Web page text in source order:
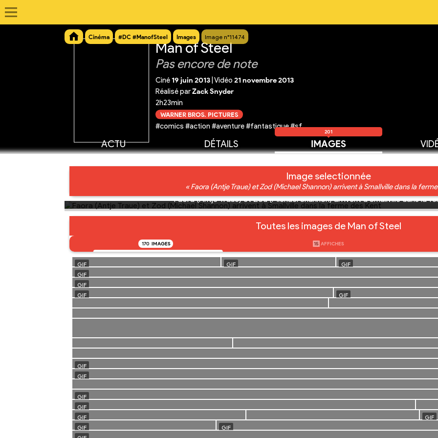
Cinéma #DC #ManofSteel Images Image n°11474
Man of Steel
Pas encore de note
Ciné19 juin 2013 Vidéo 21 novembre 2013
Réalisé parZack Snyder
2h23min
WARNER BROS. PICTURES
#comics #action #aventure #fantastique #sf
ACTU DÉTAILS IMAGES
201
Image selectionnée
« Faora (Antje Traue) et Zod (Michael Shannon) arrivent à Smallville dans la
Faora (Antje Traue) et Zod (Michael Shannon) arrivent à Smallville dans la
Toutes les images de Man of Steel
170 IMAGES 15 AFFICHES